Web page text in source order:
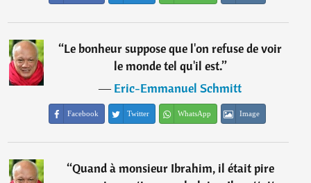
“Le bonheur suppose que l'on refuse de voir
le monde tel qu'il est.”
―Eric-Emmanuel Schmitt
Facebook Twitter WhatsApp Image
“Quand à monsieur Ibrahim, il était pire